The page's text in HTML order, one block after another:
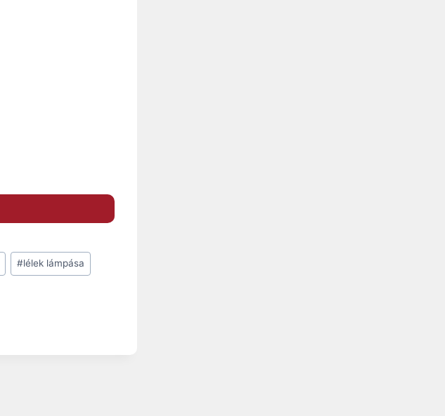
#lélek lámpása